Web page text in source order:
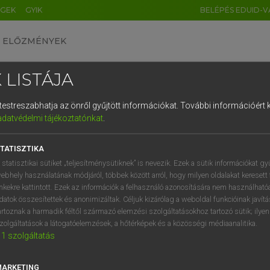
GYIK BELÉPÉS EDUID-
ELŐZMÉNYEK
szótár
VAN ELŐFIZETÉSED?
megtekintéséhez.
LISTÁJA
az önről gyűjtött információkat. További információért
tájékoztatónkat.
statisztikai sütiket „teljesítménysütiknek” is nevezik. Ezek a sütik információkat
használatának módjáról, többek között arról, hogy milyen oldalakat keresett
kattintott. Ezek az információk a felhasználó azonosítására nem
összesítettek és anonimizáltak. Céljuk kizárólag a weboldal funkcióinak
a harmadik féltől származó elemzési szolgáltatásokhoz tartozó sütik;
a látogatóelemzések, a hőtérképek és a közösségi médiaanalitika.
1 szolgáltatás
DE CN FR ES IT NL
1 2 3 4 5 6 7 8 9
q w e r t z u i
a s d f g h j k l é
í y x c v b n m , .